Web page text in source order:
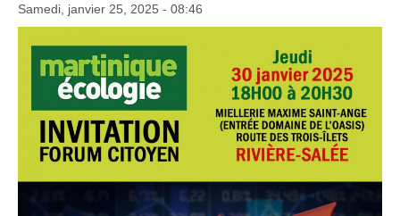
Samedi, janvier 25, 2025 - 08:46